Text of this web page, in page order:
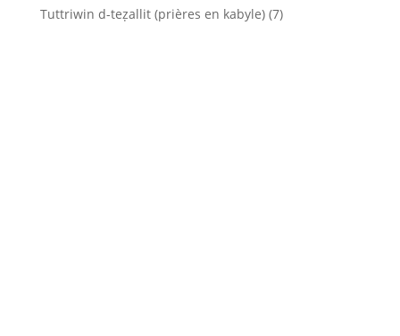
Tuttriwin d-teẓallit (prières en kabyle)(7)